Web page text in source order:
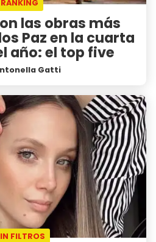
RANKING
las obras más
Paz en la cuarta
año: el top five
Gatti
FILTROS